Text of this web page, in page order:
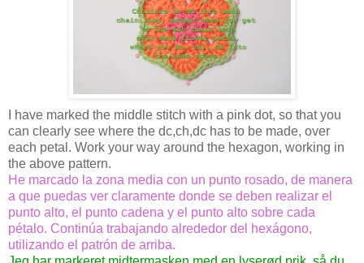
I have marked the middle stitch with a pink dot, so that you
can clearly see where the dc,ch,dc has to be made, over
each petal. Work your way around the hexagon, working in
the above pattern.
He marcado la zona media con un punto rosado, de manera
a que puedas ver claramente donde se deben realizar el
punto alto, el punto cadena y el punto alto sobre cada
pétalo. Continúa trabajando alrededor del hexágono,
utilizando el patrón de arriba.